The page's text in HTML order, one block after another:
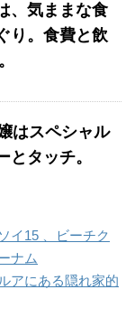
、気ままな食
り。食費と飲
はスペシャル
とタッチ。
イ15 、ビーチク
ナム
アにある隠れ家的